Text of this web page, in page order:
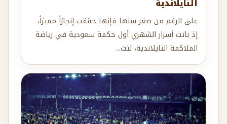
التايلاندية
على الرغم من صغر سنها فإنها حققت إنجازاً مميزاً،
إذ باتت أسرار الشهري أول حكمة سعودية في رياضة
الملاكمة التايلاندية، لتث...